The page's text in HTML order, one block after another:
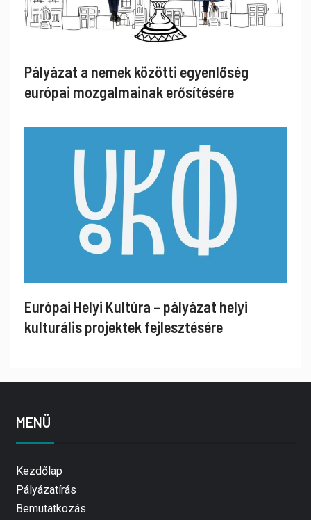
Pályázat a nemek közötti egyenlőség
európai mozgalmainak erősítésére
Európai Helyi Kultúra – pályázat helyi
kulturális projektek fejlesztésére
MENÜ
Kezdőlap
Pályázatírás
Bemutatkozás